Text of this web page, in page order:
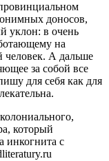
доносов,
уклон: в очень
на
человек. А дальше
за собой все
для себя как для
который
инкогнита с